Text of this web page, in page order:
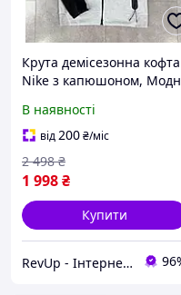
Крута демісезонна кофта
Nike з капюшоном,
щодень, Чоловічі кофти з
кишенями гарної якості
В наявності
від200₴/міс
1 998₴
2 498 ₴
Купити
RevUp - Інтернет магазин стильних товарів